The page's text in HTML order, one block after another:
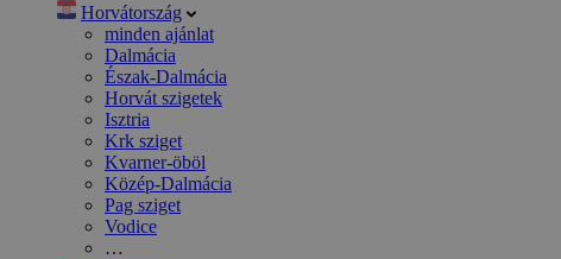
Horvátország
minden ajánlat
Dalmácia
Észak-Dalmácia
Horvát szigetek
Isztria
Krk sziget
Kvarner-öböl
Közép-Dalmácia
Pag sziget
Vodice
…